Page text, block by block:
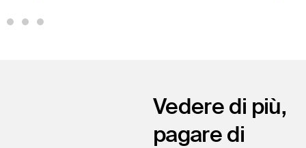
Vedere di più,
pagare di